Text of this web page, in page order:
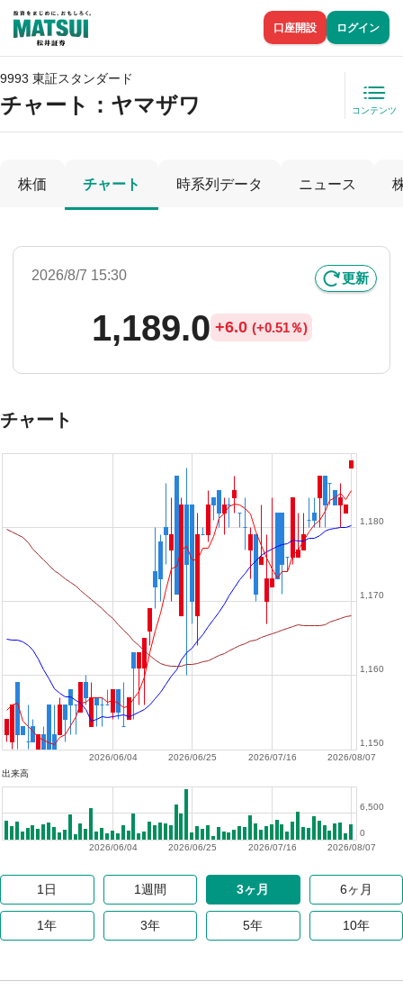
口座開設 ログイン
9993 東証スタンダード
チャート： ヤマザワ コンテンツ
株価 チャート 時系列データ ニュース
2026/8/7 15:30 更新
1,189.0 +6.0 (+0.51％)
チャート
2026/08/07
2026/07/16
2026/06/25
2026/06/04
1,150
1,160
1,170
1,180
出来高
2026/08/07
2026/07/16
2026/06/25
2026/06/04
0
6,500
1日 1週間 3ヶ月 6ヶ月
1年 3年 5年 10年